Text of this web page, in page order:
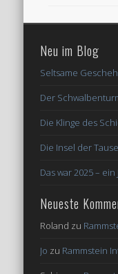
Neu im Blog
Seltsame
Der
Die Klinge des
Die Insel der
Das war 2025 –
Neueste
Roland zu
Jo zu Rammstein